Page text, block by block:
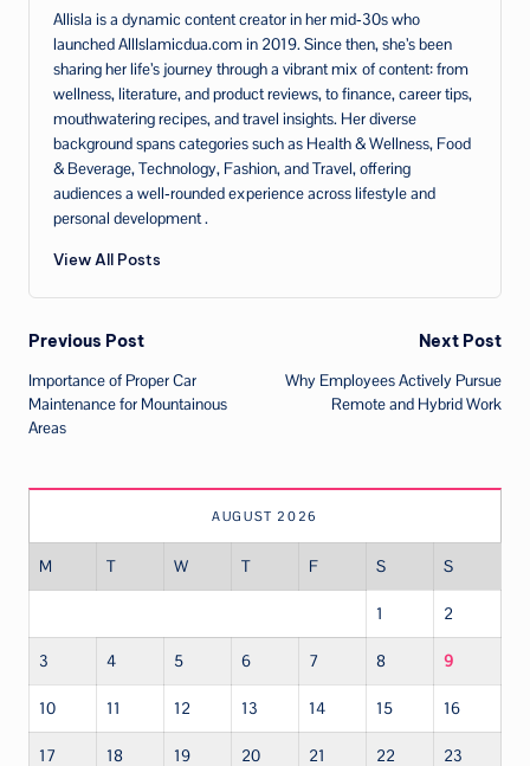
Allisla is a dynamic content creator in her mid‑30s who
launched AllIslamicdua.com in 2019. Since then, she’s been
sharing her life’s journey through a vibrant mix of content: from
wellness, literature, and product reviews, to finance, career tips,
mouthwatering recipes, and travel insights. Her diverse
background spans categories such as Health & Wellness, Food
& Beverage, Technology, Fashion, and Travel, offering
audiences a well‑rounded experience across lifestyle and
personal development .
View All Posts
Post
navigation
Previous Post
Importance of Proper Car
Maintenance for Mountainous
Areas
Next Post
Why Employees Actively Pursue
Remote and Hybrid Work
AUGUST 2026
M T W T F S S
1 2
3 4 5 6 7 8 9
10 11 12 13 14 15 16
17 18 19 20 21 22 23